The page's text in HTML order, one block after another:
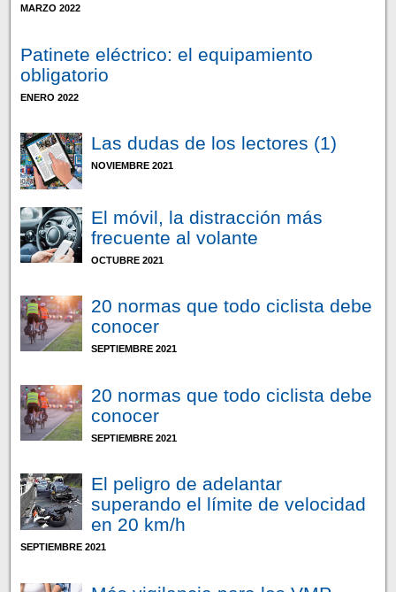
MARZO 2022
Patinete eléctrico: el equipamiento
obligatorio
ENERO 2022
Las dudas de los lectores (1)
NOVIEMBRE 2021
El móvil, la distracción más
frecuente al volante
OCTUBRE 2021
20 normas que todo ciclista debe
conocer
SEPTIEMBRE 2021
20 normas que todo ciclista debe
conocer
SEPTIEMBRE 2021
El peligro de adelantar
superando el límite de velocidad
en 20 km/h
SEPTIEMBRE 2021